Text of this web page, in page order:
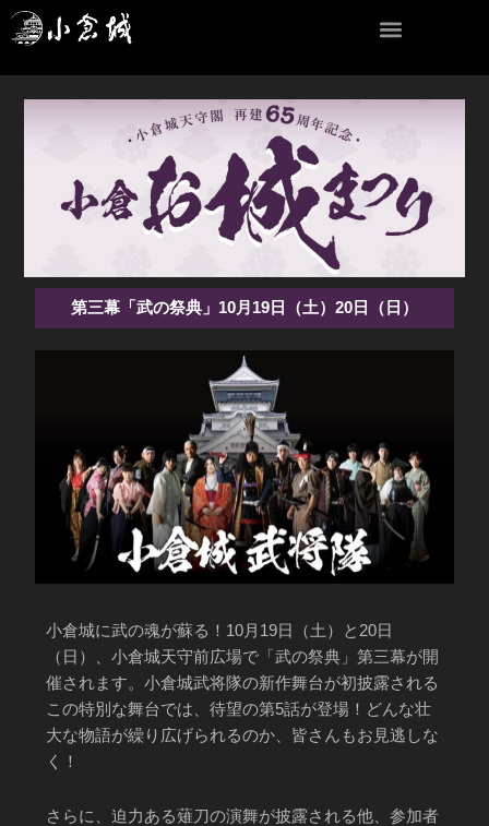
内
容
第三幕「武の祭典」10月19日（土）20日（日）
小倉城に武の魂が蘇る！10月19日（土）と20日
（日）、小倉城天守前広場で「武の祭典」第三幕が開
催されます。小倉城武将隊の新作舞台が初披露される
この特別な舞台では、待望の第5話が登場！どんな壮
大な物語が繰り広げられるのか、皆さんもお見逃しな
く！
さらに、迫力ある薙刀の演舞が披露される他、参加者